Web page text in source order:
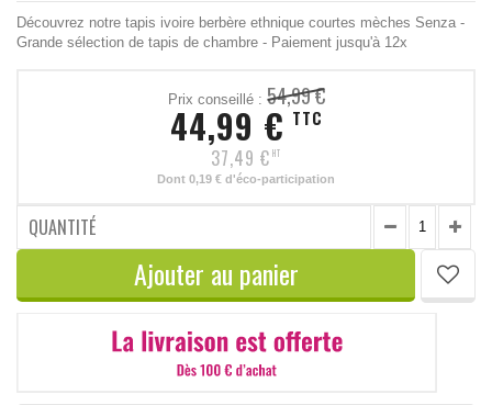
Découvrez notre tapis ivoire berbère ethnique courtes mèches Senza -
Grande sélection de tapis de chambre - Paiement jusqu'à 12x
Prix conseillé : 54,99 €
44,99 € TTC
37,49 € HT
Dont 0,19 € d'éco-participation
QUANTITÉ
Ajouter au panier